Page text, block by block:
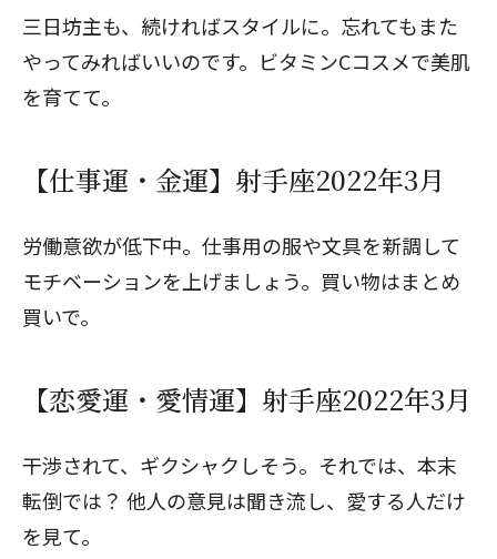
三日坊主も、続ければスタイルに。忘れてもまた
やってみればいいのです。ビタミンCコスメで美肌
を育てて。
【仕事運・金運】射手座2022年3月
労働意欲が低下中。仕事用の服や文具を新調して
モチベーションを上げましょう。買い物はまとめ
買いで。
【恋愛運・愛情運】射手座2022年3月
干渉されて、ギクシャクしそう。それでは、本末
転倒では？ 他人の意見は聞き流し、愛する人だけ
を見て。